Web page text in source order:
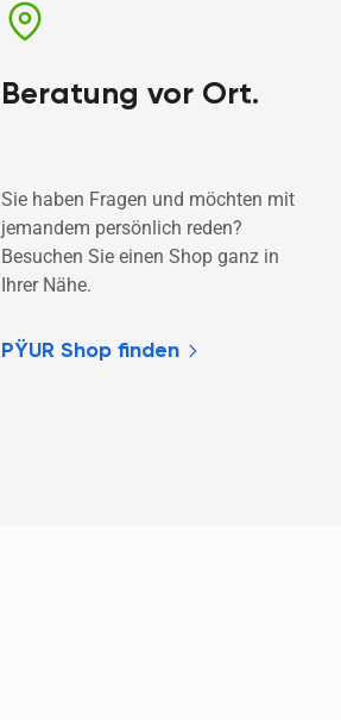
Beratung vor Ort.
Sie haben Fragen und möchten mit
jemandem persönlich reden?
Besuchen Sie einen Shop ganz in
Ihrer Nähe.
PŸUR Shop finden